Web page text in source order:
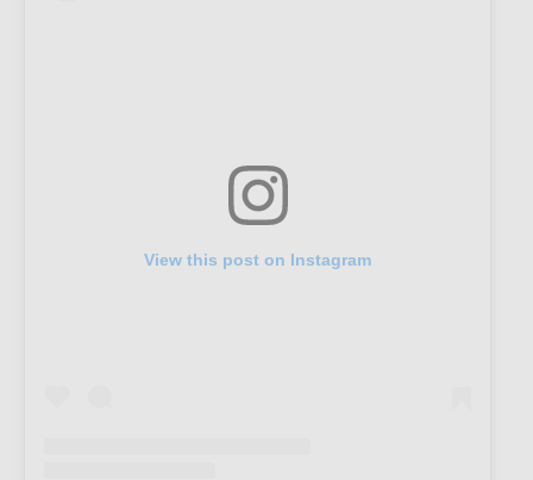
View this post on Instagram